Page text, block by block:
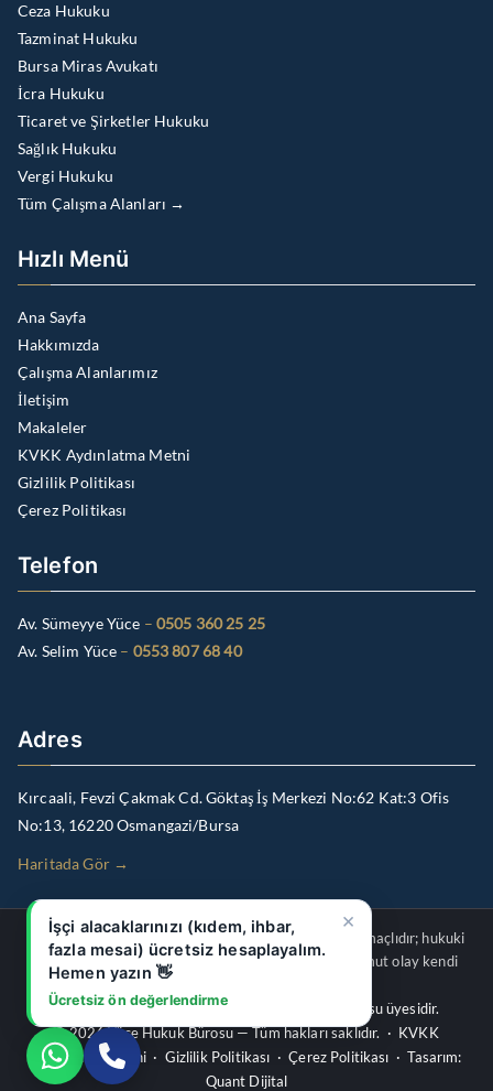
Ceza Hukuku
Tazminat Hukuku
Bursa Miras Avukatı
İcra Hukuku
Ticaret ve Şirketler Hukuku
Sağlık Hukuku
Vergi Hukuku
Tüm Çalışma Alanları →
Hızlı Menü
Ana Sayfa
Hakkımızda
Çalışma Alanlarımız
İletişim
Makaleler
KVKK Aydınlatma Metni
Gizlilik Politikası
Çerez Politikası
Telefon
Av. Sümeyye Yüce – 0505 360 25 25
Av. Selim Yüce – 0553 807 68 40
Adres
Kırcaali, Fevzi Çakmak Cd. Göktaş İş Merkezi No:62 Kat:3 Ofis
No:13, 16220 Osmangazi/Bursa
Haritada Gör →
Bu internet sitesindeki içerikler genel bilgilendirme amaçlıdır; hukuki
danışmanlık veya vekâlet ilişkisi oluşturmaz. Her somut olay kendi
Av. Sümeyye Yüce & Av. Selim Yüce — Bursa Barosu üyesidir.
© 2026 Yüce Hukuk Bürosu — Tüm hakları saklıdır. · KVKK
Aydınlatma Metni· Gizlilik Politikası ·Çerez Politikası · Tasarım:
Quant Dijital
×
İşçi alacaklarınızı (kıdem, ihbar,
fazla mesai) ücretsiz hesaplayalım.
Hemen yazın 👋
Ücretsiz ön değerlendirme